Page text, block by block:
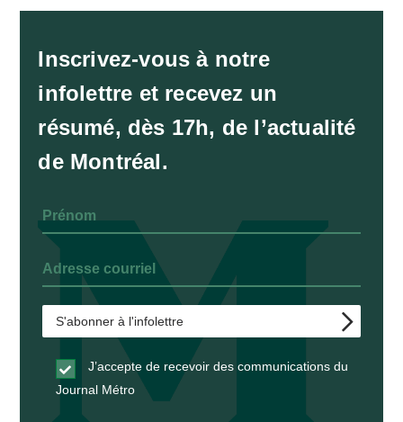
Inscrivez-vous à notre
infolettre et recevez un
résumé, dès 17h, de l’actualité
de Montréal.
J’accepte de recevoir des communications du
Journal Métro